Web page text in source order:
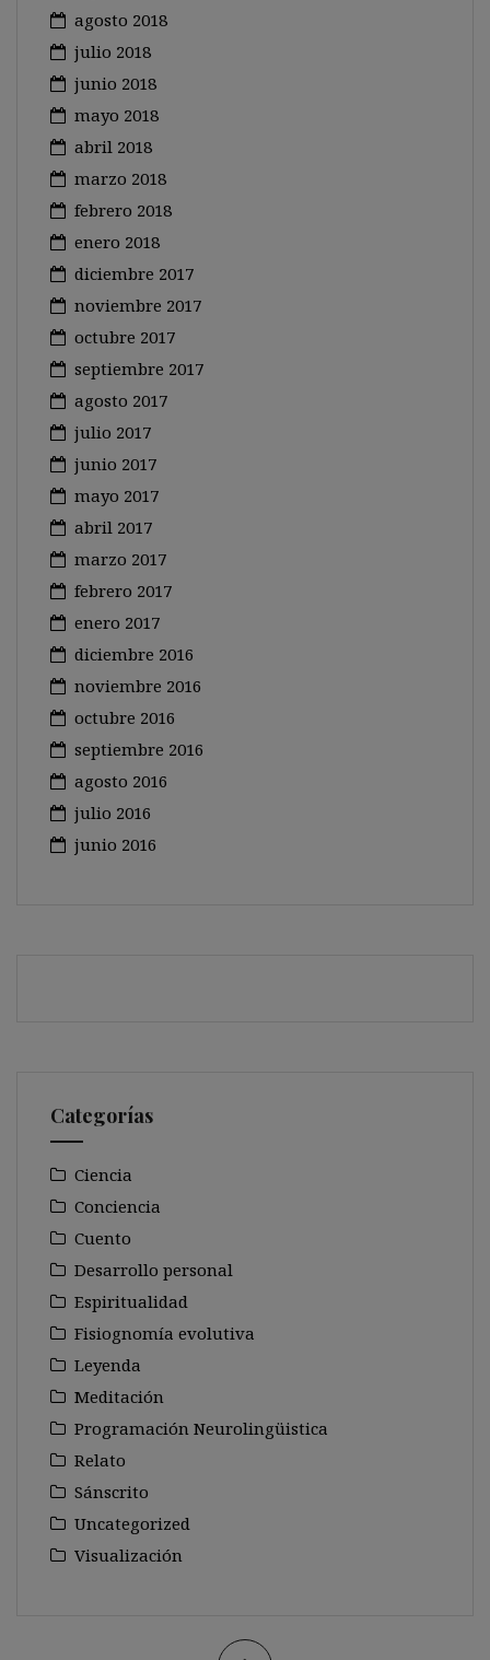
agosto 2018
julio 2018
junio 2018
mayo 2018
abril 2018
marzo 2018
febrero 2018
enero 2018
diciembre 2017
noviembre 2017
octubre 2017
septiembre 2017
agosto 2017
julio 2017
junio 2017
mayo 2017
abril 2017
marzo 2017
febrero 2017
enero 2017
diciembre 2016
noviembre 2016
octubre 2016
septiembre 2016
agosto 2016
julio 2016
junio 2016
Categorías
Ciencia
Conciencia
Cuento
Desarrollo personal
Espiritualidad
Fisiognomía evolutiva
Leyenda
Meditación
Programación Neurolingüistica
Relato
Sánscrito
Uncategorized
Visualización